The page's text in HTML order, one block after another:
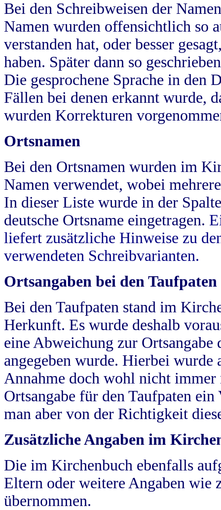
Bei den Schreibweisen der
Namen wurden offensichtlich so
verstanden hat, oder besser
haben. Später dann so
Die gesprochene Sprache in
Fällen bei denen erkannt wurde,
wurden Korrekturen
Ortsnamen
Bei den Ortsnamen wurden im
Namen verwendet, wobei
In dieser Liste wurde in der
deutsche Ortsname eingetragen.
liefert zusätzliche Hinweise zu
verwendeten Schreibvarianten.
Ortsangaben bei den Taufpaten
Bei den Taufpaten stand im
Herkunft. Es wurde deshalb
eine Abweichung zur
angegeben wurde. Hierbei wurde
Annahme doch wohl nicht
Ortsangabe für den Taufpaten
man aber von der Richtigkeit
Zusätzliche Angaben im
Die im Kirchenbuch ebenfalls
Eltern oder weitere Angaben wie
übernommen.